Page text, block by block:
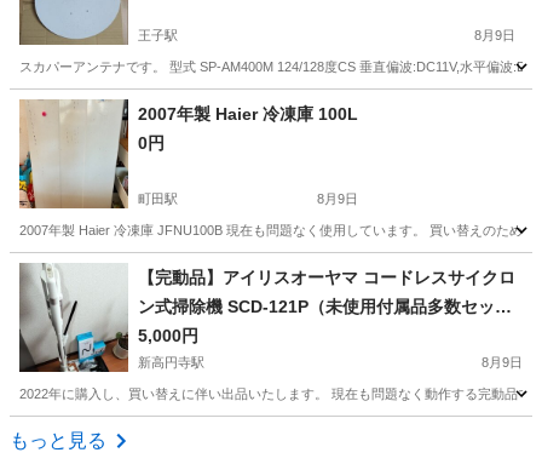
王子駅 8月9日
スカパーアンテナです。 型式 SP-AM400M 124/128度CS 垂直偏波:DC11V,水平偏波
東京 北区 スカパー
2007年製 Haier 冷凍庫 100L
0円
町田駅 8月9日
2007年製 Haier 冷凍庫 JFNU100B 現在も問題なく使用しています。 買い替えのため
東京 町田市 町田駅 キッチン家電
【完動品】アイリスオーヤマ コードレスサイクロ
ン式掃除機 SCD-121P（未使用付属品多数セッ
ト！）
5,000円
新高円寺駅 8月9日
2022年に購入し、買い替えに伴い出品いたします。 現在も問題なく動作する完動品
東京 杉並区
もっと見る